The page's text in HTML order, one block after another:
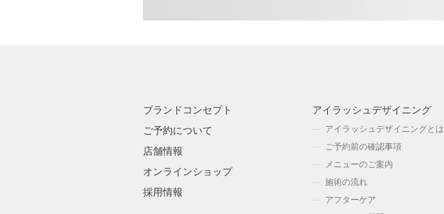
ブランドコンセプト
ご予約について
店舗情報
オンラインショップ
採用情報
アイラッシュデザイニング
アイラッシュデザイニングとは
ご予約前の確認事項
メニューのご案内
施術の流れ
アフターケア